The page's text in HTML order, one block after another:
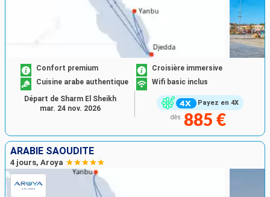
Payez en 4X
Confort premium
Croisière immersive
Cuisine arabe authentique
Wifi basic inclus
dès 885 €
Départ de Sharm El Sheikh
mar. 24 nov. 2026
ARABIE SAOUDITE
4 jours, Aroya